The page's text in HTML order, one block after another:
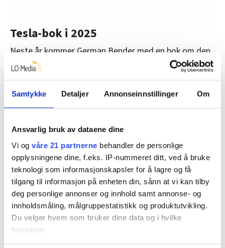
Samtykke Detaljer Annonseinnstillinger Om
Ansvarlig bruk av dataene dine
Vi og våre 21 partnerne behandler de personlige
opplysningene dine, f.eks. IP-nummeret ditt, ved å bruke
teknologi som informasjonskapsler for å lagre og få
tilgang til informasjon på enheten din, sånn at vi kan tilby
deg personlige annonser og innhold samt annonse- og
innholdsmåling, målgruppestatistikk og produktutvikling.
Du velger hvem som bruker dine data og i hvilke
hensikter.
Tesla-bok i 2025
Neste år kommer German Bender med en bok om den
pågående Tesla-streiken i Sverige. Han skal intervjue
streikende, IF Metall sentralt, fagforeningsfolk fra
andre forbund, forskere, myndigheter og han skal
– Tanken er å anvende Tesla-streiken som et
eksempel på hvordan den svenske modellen
fungerer, sier German Bender.
Ikke et gjennombrudd
Simon Petersson er avtalesekretær i IF Metall. Han sier
IF Metall kjenner til opplysningene som German Bender
har kommet med.